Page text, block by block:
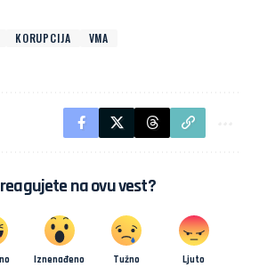
KORUPCIJA
VMA
na ovu vest?
Iznenađeno Tužno Ljuto